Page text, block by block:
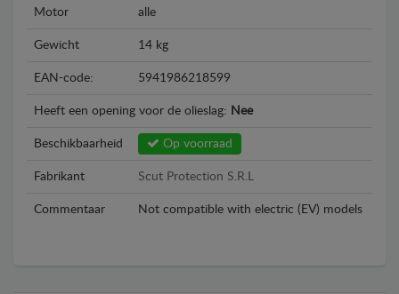
Motor alle
Gewicht 14 kg
EAN-code: 5941986218599
Heeft een opening voor de olieslag: Nee
Beschikbaarheid Op voorraad
Fabrikant Scut Protection S.R.L
Commentaar Not compatible with electric (EV) models